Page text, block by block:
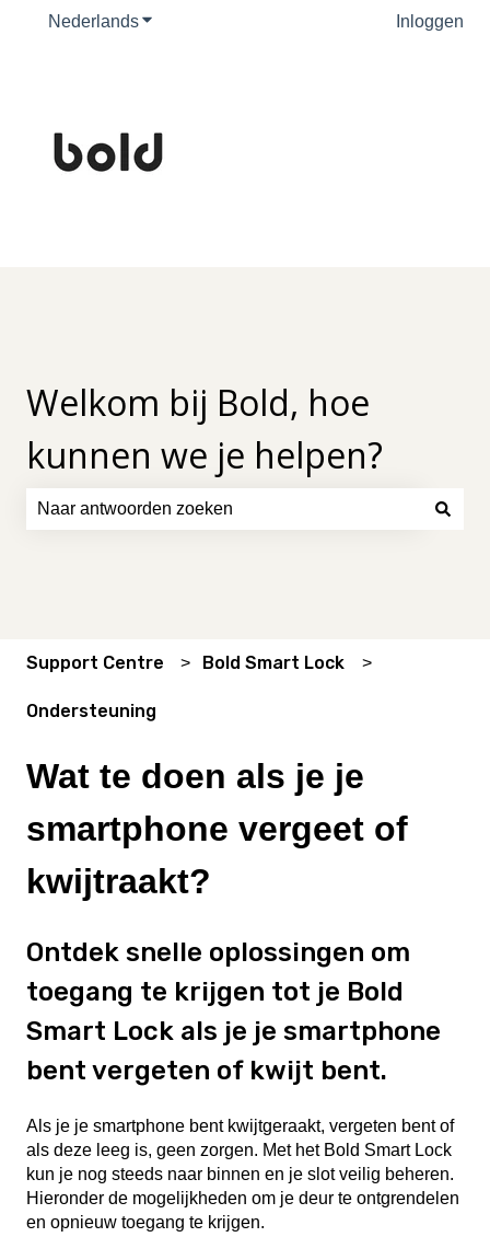
NederlandsSubmenu tonen voor vertalingen Inloggen
Welkom bij Bold, hoe
kunnen we je helpen?
Support Centre Bold Smart Lock
Ondersteuning
Wat te doen als je je
smartphone vergeet of
kwijtraakt?
Ontdek snelle oplossingen om
toegang te krijgen tot je Bold
Smart Lock als je je smartphone
bent vergeten of kwijt bent.
Als je je smartphone bent kwijtgeraakt, vergeten bent of
als deze leeg is, geen zorgen. Met het Bold Smart Lock
kun je nog steeds naar binnen en je slot veilig beheren.
Hieronder de mogelijkheden om je deur te ontgrendelen
en opnieuw toegang te krijgen.